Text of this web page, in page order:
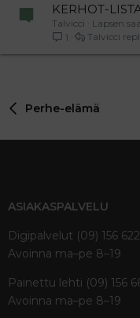
KERHOT-
Talvicci
Lapsen
1
Talvicci
Perhe-elämä
ASIAKASPALVELU
Digipalvelut (09) 156
Avoinna ma–pe 8–19
Painettu lehti (09) 156
Avoinna ma–pe 8–19